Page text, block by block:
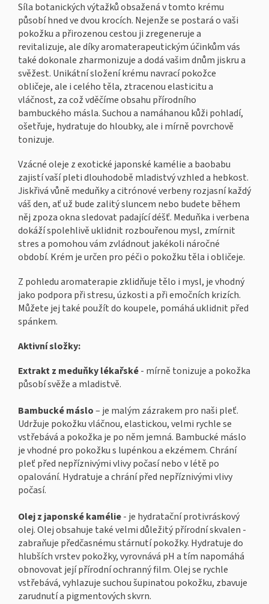
Síla botanických výtažků obsažená v tomto krému
působí hned ve dvou krocích. Nejenže se postará o vaši
pokožku a přirozenou cestou ji zregeneruje a
revitalizuje, ale díky aromaterapeutickým účinkům vás
také dokonale zharmonizuje a dodá vašim dnům jiskru a
svěžest. Unikátní složení krému navrací pokožce
obličeje, ale i celého těla, ztracenou elasticitu a
vláčnost, za což vděčíme obsahu přírodního
bambuckého másla. Suchou a namáhanou kůži pohladí,
ošetřuje, hydratuje do hloubky, ale i mírně povrchově
tonizuje.
Vzácné oleje z exotické japonské kamélie a baobabu
zajistí vaší pleti dlouhodobě mladistvý vzhled a hebkost.
Jiskřivá vůně meduňky a citrónové verbeny rozjasní každý
váš den, ať už bude zalitý sluncem nebo budete během
něj zpoza okna sledovat padající déšť. Meduňka i verbena
dokáží spolehlivě uklidnit rozbouřenou mysl, zmírnit
stres a pomohou vám zvládnout jakékoli náročné
období. Krém je určen pro péči o pokožku těla i obličeje.
Z pohledu aromaterapie zklidňuje tělo i mysl, je vhodný
jako podpora při stresu, úzkosti a při emočních krizích.
Můžete jej také použít do koupele, pomáhá uklidnit před
spánkem.
Aktivní složky:
Extrakt z meduňky lékařské- mírně tonizuje a pokožka
působí svěže a mladistvě.
Bambucké máslo– je malým zázrakem pro naši pleť.
Udržuje pokožku vláčnou, elastickou, velmi rychle se
vstřebává a pokožka je po něm jemná. Bambucké máslo
je vhodné pro pokožku s lupénkou a ekzémem. Chrání
pleť před nepříznivými vlivy počasí nebo v létě po
opalování. Hydratuje a chrání před nepříznivými vlivy
počasí.
Olej z japonské kamélie- je hydratační protivráskový
olej. Olej obsahuje také velmi důležitý přírodní skvalen -
zabraňuje předčasnému stárnutí pokožky. Hydratuje do
hlubších vrstev pokožky, vyrovnává pH a tím napomáhá
obnovovat její přírodní ochranný film. Olej se rychle
vstřebává, vyhlazuje suchou šupinatou pokožku, zbavuje
zarudnutí a pigmentových skvrn.